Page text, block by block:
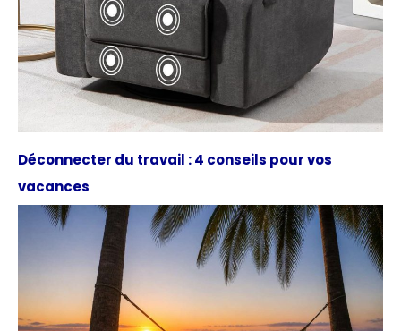
Déconnecter du travail : 4 conseils pour vos
vacances